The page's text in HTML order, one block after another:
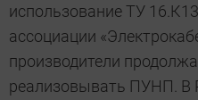
использование ТУ
ассоциации
производители
реализовывать ПУНП. В